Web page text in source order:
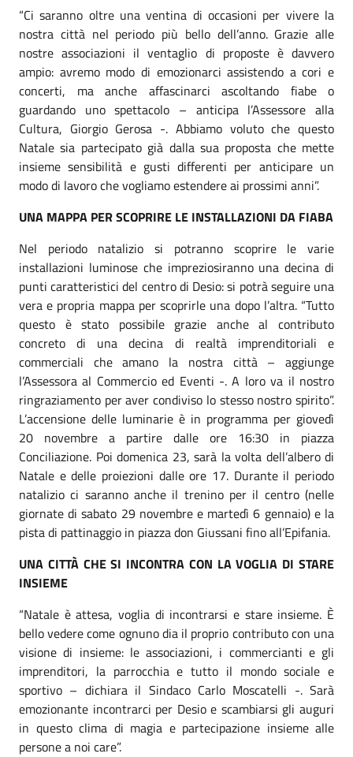
“Ci saranno oltre una ventina di occasioni per vivere la
nostra città nel periodo più bello dell’anno. Grazie alle
nostre associazioni il ventaglio di proposte è davvero
ampio: avremo modo di emozionarci assistendo a cori e
concerti, ma anche affascinarci ascoltando fiabe o
guardando uno spettacolo – anticipa l’Assessore alla
Cultura, Giorgio Gerosa -. Abbiamo voluto che questo
Natale sia partecipato già dalla sua proposta che mette
insieme sensibilità e gusti differenti per anticipare un
modo di lavoro che vogliamo estendere ai prossimi anni”.
UNA MAPPA PER SCOPRIRE LE INSTALLAZIONI DA FIABA
Nel periodo natalizio si potranno scoprire le varie
installazioni luminose che impreziosiranno una decina di
punti caratteristici del centro di Desio: si potrà seguire una
vera e propria mappa per scoprirle una dopo l’altra. “Tutto
questo è stato possibile grazie anche al contributo
concreto di una decina di realtà imprenditoriali e
commerciali che amano la nostra città – aggiunge
l’Assessora al Commercio ed Eventi -. A loro va il nostro
ringraziamento per aver condiviso lo stesso nostro spirito”.
L’accensione delle luminarie è in programma per giovedì
20 novembre a partire dalle ore 16:30 in piazza
Conciliazione. Poi domenica 23, sarà la volta dell’albero di
Natale e delle proiezioni dalle ore 17. Durante il periodo
natalizio ci saranno anche il trenino per il centro (nelle
giornate di sabato 29 novembre e martedì 6 gennaio) e la
pista di pattinaggio in piazza don Giussani fino all’Epifania.
UNA CITTÀ CHE SI INCONTRA CON LA VOGLIA DI STARE
INSIEME
“Natale è attesa, voglia di incontrarsi e stare insieme. È
bello vedere come ognuno dia il proprio contributo con una
visione di insieme: le associazioni, i commercianti e gli
imprenditori, la parrocchia e tutto il mondo sociale e
sportivo – dichiara il Sindaco Carlo Moscatelli -. Sarà
emozionante incontrarci per Desio e scambiarsi gli auguri
in questo clima di magia e partecipazione insieme alle
persone a noi care”.